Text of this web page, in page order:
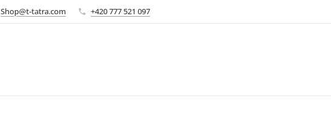
Shop@t-tatra.com +420 777 521 097